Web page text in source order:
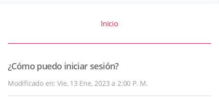
Inicio
¿Cómo puedo iniciar sesión?
Modificado en: Vie, 13 Ene, 2023 a 2:00 P. M.